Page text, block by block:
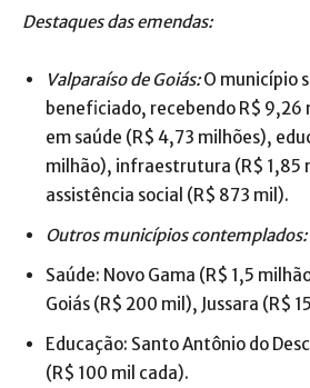
Destaques das emendas:
Valparaíso de Goiás:O município
beneficiado, recebendo R$ 9,26
em saúde (R$ 4,73 milhões),
milhão), infraestrutura (R$ 1,85
assistência social (R$ 873 mil).
Outros municípios contemplados:
Saúde: Novo Gama (R$ 1,5
Goiás (R$ 200 mil), Jussara (R$
Educação: Santo Antônio do
(R$ 100 mil cada).